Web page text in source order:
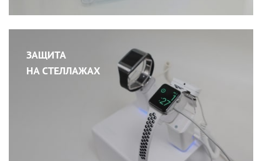
ЗАЩИТА
НА СТЕЛЛАЖАХ